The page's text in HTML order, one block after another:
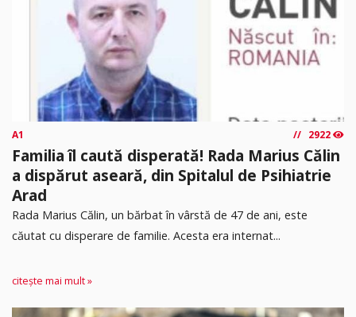
A1 2922
Familia îl caută disperată! Rada Marius Călin
a dispărut aseară, din Spitalul de Psihiatrie
Arad
Rada Marius Călin, un bărbat în vârstă de 47 de ani, este
căutat cu disperare de familie. Acesta era internat...
citește mai mult »